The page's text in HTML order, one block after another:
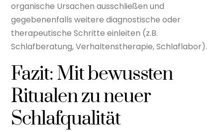
organische Ursachen ausschließen und
gegebenenfalls weitere diagnostische oder
therapeutische Schritte einleiten (z.B.
Schlafberatung, Verhaltenstherapie, Schlaflabor).
Fazit: Mit bewussten
Ritualen zu neuer
Schlafqualität